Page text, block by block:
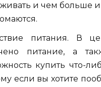
и чем больше
питания. В
питание, а
купить что-
если вы хотите